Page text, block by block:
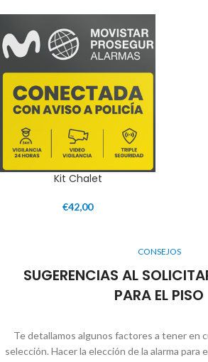
Kit Chalet
€42,00
CONSEJOS
SUGERENCIAS AL
PARA EL PISO
Te detallamos algunos factores a tener en
selección. Hacer la elección de la alarma para